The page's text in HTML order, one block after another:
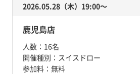
2026.05.28（木）19:00〜
鹿児島店
人数： 16名
開催種別： スイスドロー
参加料： 無料